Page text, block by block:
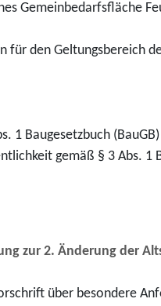
Gemeinbedarfsfläche
für den Geltungsbereich
1 Baugesetzbuch (BauGB)
gemäß § 3 Abs. 1
zur 2. Änderung der
über besondere